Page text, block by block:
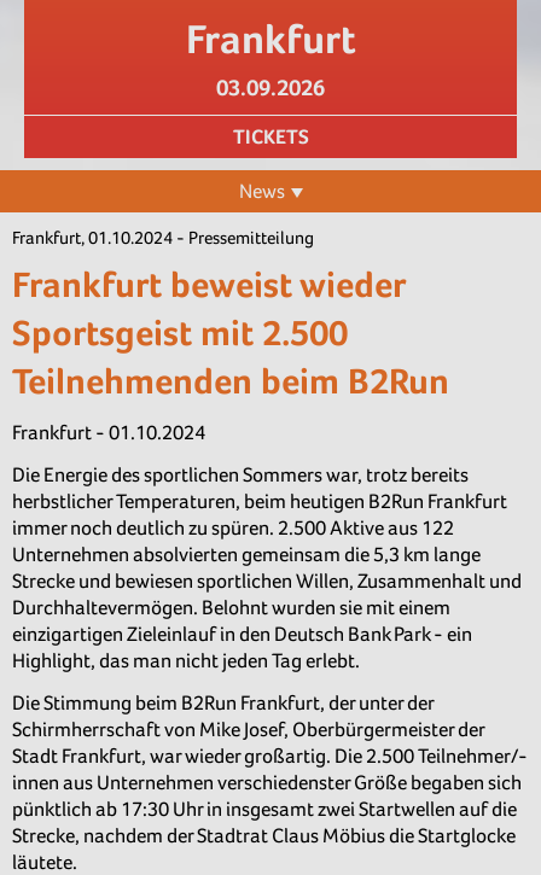
Frankfurt
03.09.2026
TICKETS
News
Frankfurt, 01.10.2024 - Pressemitteilung
Frankfurt beweist wieder
Sportsgeist mit 2.500
Teilnehmenden beim B2Run
Frankfurt - 01.10.2024
Die Energie des sportlichen Sommers war, trotz bereits
herbstlicher Temperaturen, beim heutigen B2Run Frankfurt
immer noch deutlich zu spüren. 2.500 Aktive aus 122
Unternehmen absolvierten gemeinsam die 5,3 km lange
Strecke und bewiesen sportlichen Willen, Zusammenhalt und
Durchhaltevermögen. Belohnt wurden sie mit einem
einzigartigen Zieleinlauf in den Deutsch Bank Park - ein
Highlight, das man nicht jeden Tag erlebt.
Die Stimmung beim B2Run Frankfurt, der unter der
Schirmherrschaft von Mike Josef, Oberbürgermeister der
Stadt Frankfurt, war wieder großartig. Die 2.500 Teilnehmer/-
innen aus Unternehmen verschiedenster Größe begaben sich
pünktlich ab 17:30 Uhr in insgesamt zwei Startwellen auf die
Strecke, nachdem der Stadtrat Claus Möbius die Startglocke
läutete.